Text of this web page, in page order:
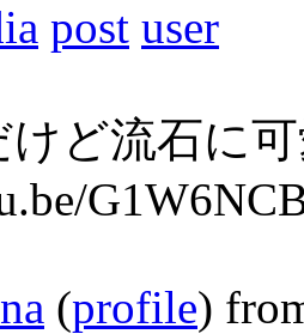
post user
ど流石に
(profile)